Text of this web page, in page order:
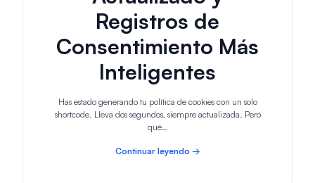
Registros de
Consentimiento Más
Inteligentes
Has estado generando tu política de cookies con un solo
shortcode. Lleva dos segundos, siempre actualizada. Pero
qué…
Continuar leyendo →